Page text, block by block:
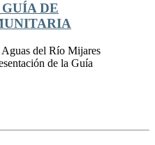
DE
del Río Mijares
de la Guía